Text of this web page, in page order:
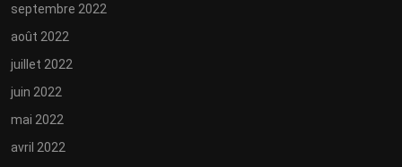
septembre 2022
août 2022
juillet 2022
juin 2022
mai 2022
avril 2022